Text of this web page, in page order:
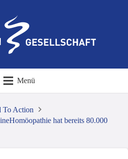
Menü
To Action
hat bereits 80.000